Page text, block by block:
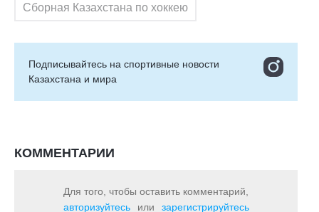
Сборная Казахстана по хоккею
Подписывайтесь на cпортивные новости
Казахстана и мира
КОММЕНТАРИИ
Для того, чтобы оставить комментарий,
авторизуйтесь
или зарегистрируйтесь